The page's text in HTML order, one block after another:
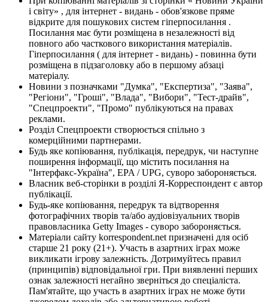
і світу» , для інтернет - видань - обов'язкове пряме
відкрите для пошукових систем гіперпосилання .
Посилання має бути розміщена в незалежності від
повного або часткового використання матеріалів.
Гіперпосилання ( для інтернет - видань) - повинна бути
розміщена в підзаголовку або в першому абзаці
матеріалу.
Новини з позначками "Думка", "Експертиза", "Заява",
"Регіони", "Гроші", "Влада", "Вибори", "Тест-драйв",
"Спецпроекти", "Промо" публікуються на правах
реклами.
Розділ Спецпроекти створюється спільно з
комерційними партнерами.
Будь яке копіювання, публікація, передрук, чи наступне
поширення інформації, що містить посилання на
"Інтерфакс-Україна", EPA / UPG, суворо забороняється.
Власник веб-сторінки в розділі Я-Корреспондент є автор
публікації.
Будь-яке копіювання, передрук та відтворення
фотографічних творів та/або аудіовізуальних творів
правовласника Getty Images - суворо забороняється.
Матеріали сайту korrespondent.net призначені для осіб
старше 21 року (21+). Участь в азартних іграх може
викликати ігрову залежність. Дотримуйтесь правил
(принципів) відповідальної гри. При виявленні перших
ознак залежності негайно зверніться до спеціаліста.
Пам'ятайте, що участь в азартних іграх не може бути